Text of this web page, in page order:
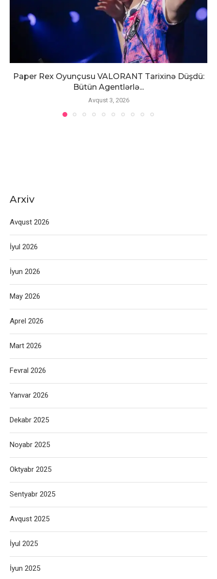
Paper Rex Oyunçusu VALORANT Tarixinə Düşdü:
Bütün Agentlərlə...
Avqust 3, 2026
Arxiv
Avqust 2026
İyul 2026
İyun 2026
May 2026
Aprel 2026
Mart 2026
Fevral 2026
Yanvar 2026
Dekabr 2025
Noyabr 2025
Oktyabr 2025
Sentyabr 2025
Avqust 2025
İyul 2025
İyun 2025